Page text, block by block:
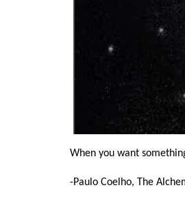
When you want
-Paulo Coelho, The